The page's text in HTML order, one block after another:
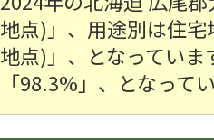
地点)」、用途別は住
地点)」、となってい
「98.3%」、となって